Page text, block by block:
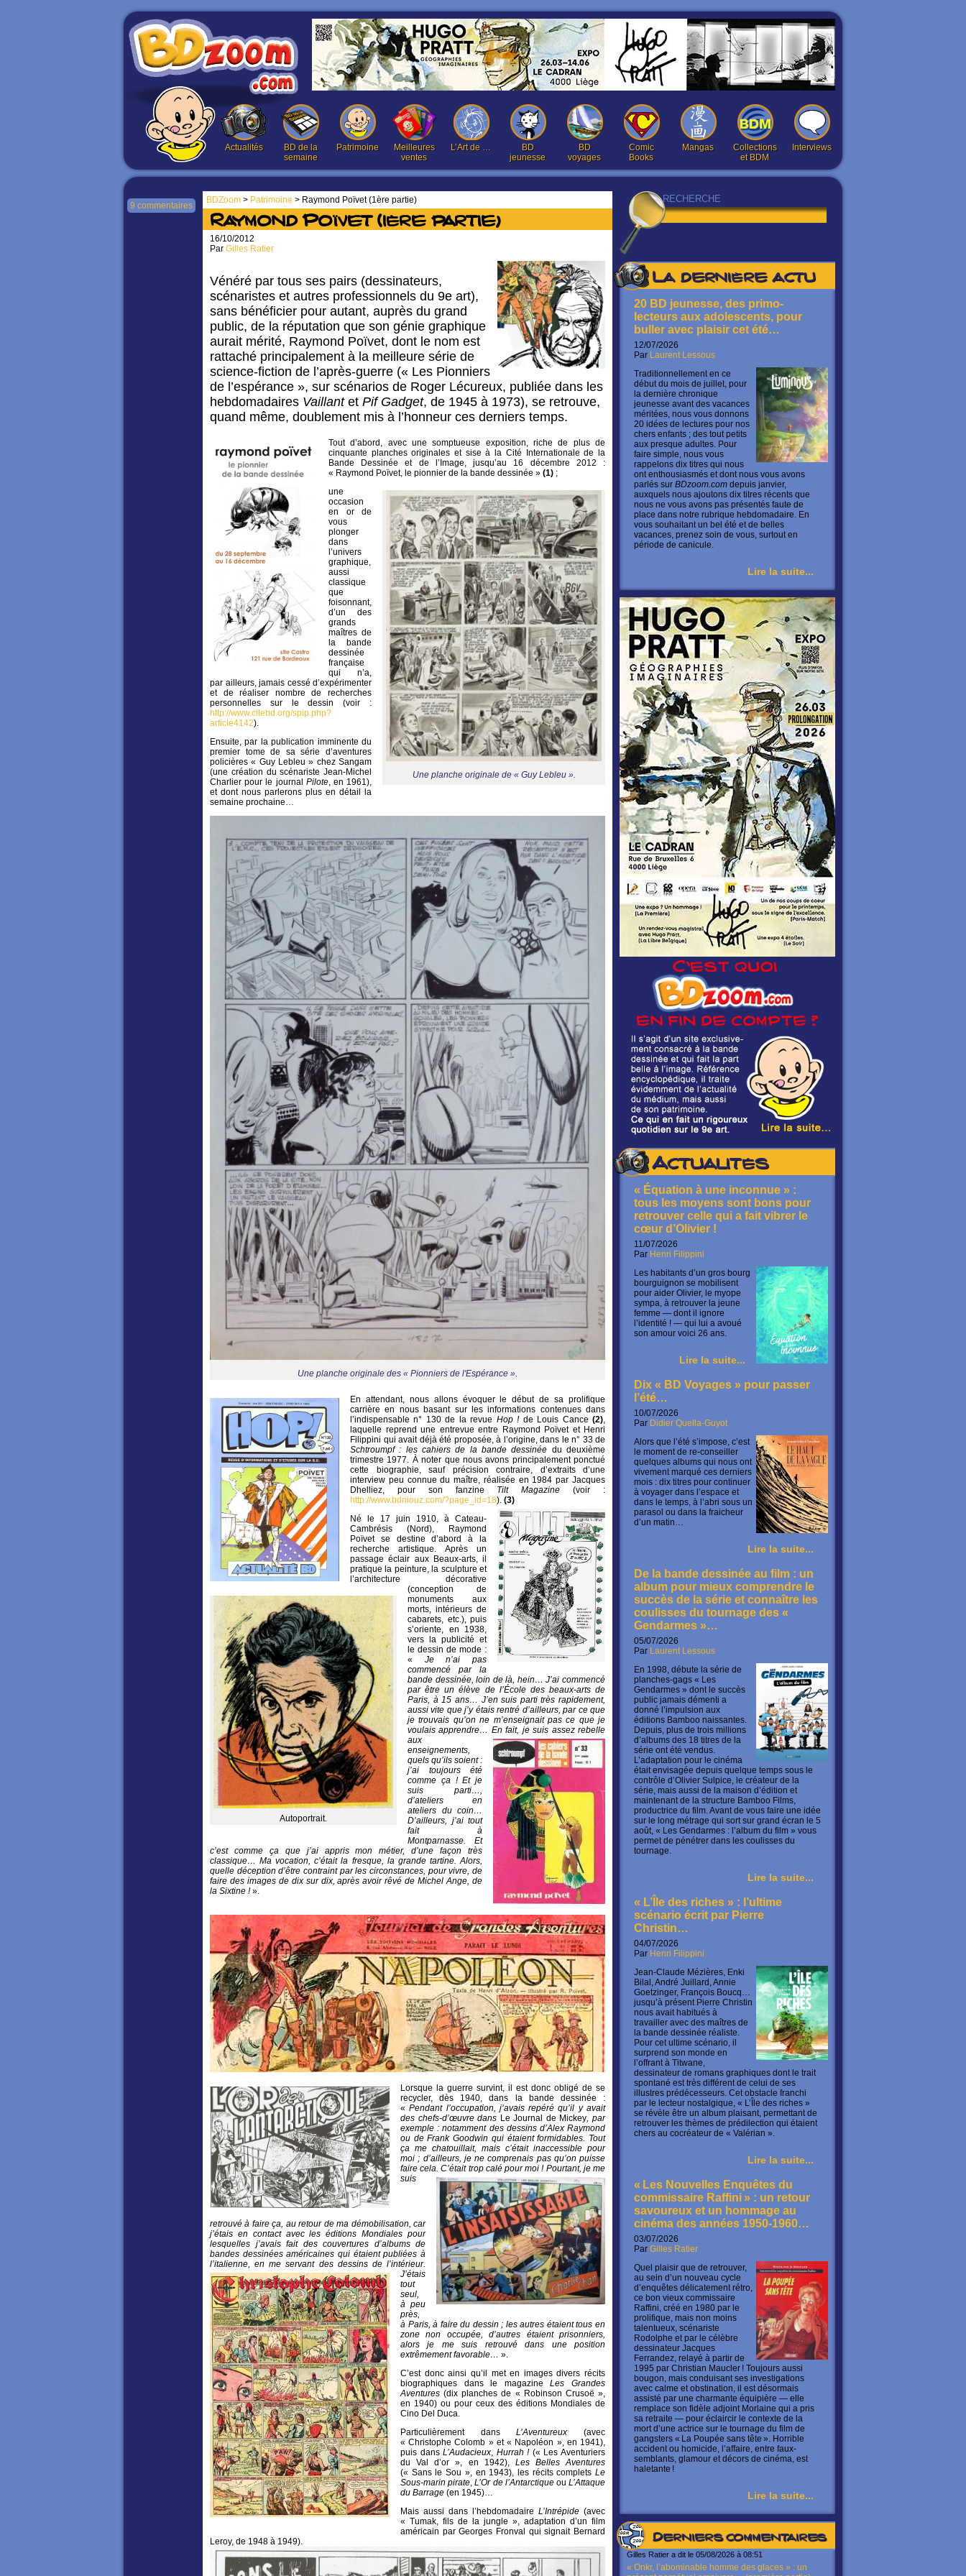
Actualités
BD de la
semaine
Patrimoine
Meilleures
ventes
L’Art de …
BD
jeunesse
BD
voyages
Comic
Books
Mangas
Collections
et BDM
Interviews
La dernière actu
20 BD jeunesse, des primo-
lecteurs aux adolescents, pour
buller avec plaisir cet été…
12/07/2026
Par Laurent Lessous
Traditionnellement en ce
début du mois de juillet, pour
la dernière chronique
jeunesse avant des vacances
méritées, nous vous donnons
20 idées de lectures pour nos
chers enfants ; des tout petits
aux presque adultes. Pour
faire simple, nous vous
rappelons dix titres qui nous
ont enthousiasmés et dont nous vous avons
parlés sur BDzoom.com depuis janvier,
auxquels nous ajoutons dix titres récents que
nous ne vous avons pas présentés faute de
place dans notre rubrique hebdomadaire. En
vous souhaitant un bel été et de belles
vacances, prenez soin de vous, surtout en
période de canicule.
Lire la suite...
Actualités
« Équation à une inconnue » :
tous les moyens sont bons pour
retrouver celle qui a fait vibrer le
cœur d’Olivier !
11/07/2026
Par Henri Filippini
Les habitants d’un gros bourg
bourguignon se mobilisent
pour aider Olivier, le myope
sympa, à retrouver la jeune
femme — dont il ignore
l’identité ! — qui lui a avoué
son amour voici 26 ans.
Lire la suite...
Dix « BD Voyages » pour passer
l’été…
10/07/2026
Par Didier Quella-Guyot
Alors que l’été s’impose, c’est
le moment de re-conseiller
quelques albums qui nous ont
vivement marqué ces derniers
mois : dix titres pour continuer
à voyager dans l’espace et
dans le temps, à l’abri sous un
parasol ou dans la fraicheur
d’un matin…
Lire la suite...
De la bande dessinée au film : un
album pour mieux comprendre le
succès de la série et connaître les
coulisses du tournage des «
Gendarmes »…
05/07/2026
Par Laurent Lessous
En 1998, débute la série de
planches-gags « Les
Gendarmes » dont le succès
public jamais démenti a
donné l’impulsion aux
éditions Bamboo naissantes.
Depuis, plus de trois millions
d’albums des 18 titres de la
série ont été vendus.
L’adaptation pour le cinéma
était envisagée depuis quelque temps sous le
contrôle d’Olivier Sulpice, le créateur de la
série, mais aussi de la maison d’édition et
maintenant de la structure Bamboo Films,
productrice du film. Avant de vous faire une idée
sur le long métrage qui sort sur grand écran le 5
août, « Les Gendarmes : l’album du film » vous
permet de pénétrer dans les coulisses du
tournage.
Lire la suite...
« L’Île des riches » : l’ultime
scénario écrit par Pierre
Christin…
04/07/2026
Par Henri Filippini
Jean-Claude Mézières, Enki
Bilal, André Juillard, Annie
Goetzinger, François Boucq…
jusqu’à présent Pierre Christin
nous avait habitués à
travailler avec des maîtres de
la bande dessinée réaliste.
Pour cet ultime scénario, il
surprend son monde en
l’offrant à Titwane,
dessinateur de romans graphiques dont le trait
spontané est très différent de celui de ses
illustres prédécesseurs. Cet obstacle franchi
par le lecteur nostalgique, « L’Île des riches »
se révèle être un album plaisant, permettant de
retrouver les thèmes de prédilection qui étaient
chers au cocréateur de « Valérian ».
Lire la suite...
« Les Nouvelles Enquêtes du
commissaire Raffini » : un retour
savoureux et un hommage au
cinéma des années 1950-1960…
03/07/2026
Par Gilles Ratier
Quel plaisir que de retrouver,
au sein d’un nouveau cycle
d’enquêtes délicatement rétro,
ce bon vieux commissaire
Raffini, créé en 1980 par le
prolifique, mais non moins
talentueux, scénariste
Rodolphe et par le célèbre
dessinateur Jacques
Ferrandez, relayé à partir de
1995 par Christian Maucler ! Toujours aussi
bougon, mais conduisant ses investigations
avec calme et obstination, il est désormais
assisté par une charmante équipière — elle
remplace son fidèle adjoint Morlaine qui a pris
sa retraite — pour éclaircir le contexte de la
mort d’une actrice sur le tournage du film de
gangsters « La Poupée sans tête ». Horrible
accident ou homicide, l’affaire, entre faux-
semblants, glamour et décors de cinéma, est
haletante !
Lire la suite...
Derniers commentaires
Gilles Ratier a dit le 05/08/2026 à 08:51
« Onkr, l’abominable homme des glaces » : un
BDZoom > Patrimoine > Raymond Poïvet (1ère partie)
9 commentaires
Raymond Poïvet (1ère partie)
16/10/2012
Par Gilles Ratier
Vénéré par tous ses pairs (dessinateurs,
scénaristes et autres professionnels du 9e art),
sans bénéficier pour autant, auprès du grand
public, de la réputation que son génie graphique
aurait mérité, Raymond Poïvet, dont le nom est
rattaché principalement à la meilleure série de
science-fiction de l’après-guerre (« Les Pionniers
de l’espérance », sur scénarios de Roger Lécureux, publiée dans les
hebdomadaires Vaillantet Pif Gadget, de 1945 à 1973), se retrouve,
quand même, doublement mis à l’honneur ces derniers temps.
Tout d’abord, avec une somptueuse exposition, riche de plus de
cinquante planches originales et sise à la Cité Internationale de la
Bande Dessinée et de l’Image, jusqu’au 16 décembre 2012 :
« Raymond Poïvet, le pionnier de la bande dessinée » (1) ;
Une planche originale de « Guy Lebleu ».
une
occasion
en or de
vous
plonger
dans
l’univers
graphique,
aussi
classique
que
foisonnant,
d’un des
grands
maîtres de
la bande
dessinée
française
qui n’a,
par ailleurs, jamais cessé d’expérimenter
et de réaliser nombre de recherches
personnelles sur le dessin (voir :
http://www.citebd.org/spip.php?
article4142).
Ensuite, par la publication imminente du
premier tome de sa série d’aventures
policières « Guy Lebleu » chez Sangam
(une création du scénariste Jean-Michel
Charlier pour le journal Pilote, en 1961),
et dont nous parlerons plus en détail la
semaine prochaine…
Une planche originale des « Pionniers de l'Espérance ».
En attendant, nous allons évoquer le début de sa prolifique
carrière en nous basant sur les informations contenues dans
l’indispensable n° 130 de la revue Hop !de Louis Cance(2),
laquelle reprend une entrevue entre Raymond Poïvet et Henri
Filippini qui avait déjà été proposée, à l’origine, dans le n° 33 de
Schtroumpf : les cahiers de la bande dessinée du deuxième
trimestre 1977. À noter que nous avons principalement ponctué
cette biographie, sauf précision contraire, d’extraits d’une
interview peu connue du maître, réalisée en 1984 par Jacques
Dhelliez, pour son fanzine Tilt Magazine (voir :
http://www.bdniouz.com/?page_id=18). (3)
Autoportrait.
Né le 17 juin 1910, à Cateau-
Cambrésis (Nord), Raymond
Poïvet se destine d’abord à la
recherche artistique. Après un
passage éclair aux Beaux-arts, il
pratique la peinture, la sculpture et
l’architecture décorative
(conception de
monuments aux
morts, intérieurs de
cabarets, etc.), puis
s’oriente, en 1938,
vers la publicité et
le dessin de mode :
« Je n’ai pas
commencé par la
bande dessinée, loin de là, hein… J’ai commencé
par être un élève de l’École des beaux-arts de
Paris, à 15 ans… J’en suis parti très rapidement,
aussi vite que j’y étais rentré d’ailleurs, par ce que
je trouvais qu’on ne m’enseignait pas ce que je
voulais apprendre… En fait, je suis assez rebelle
aux
enseignements,
quels qu’ils soient :
j’ai toujours été
comme ça ! Et je
suis parti…,
d’ateliers en
ateliers du coin…
D’ailleurs, j’ai tout
fait à
Montparnasse. Et
c’est comme ça que j’ai appris mon métier, d’une façon très
classique… Ma vocation, c’était la fresque, la grande tartine. Alors,
quelle déception d’être contraint par les circonstances, pour vivre, de
faire des images de dix sur dix, après avoir rêvé de Michel Ange, de
la Sixtine !».
Lorsque la guerre survint, il est donc obligé de se
recycler, dès 1940, dans la bande dessinée :
«Pendant l’occupation, j’avais repéré qu’il y avait
des chefs-d’œuvre dans Le Journal de Mickey, par
exemple : notamment des dessins d’Alex Raymond
ou de Frank Goodwin qui étaient formidables. Tout
ça me chatouillait, mais c’était inaccessible pour
moi ; d’ailleurs, je ne comprenais pas qu’on puisse
faire cela. C’était trop calé pour moi !Pourtant, je me
suis
retrouvé à faire ça, au retour de ma démobilisation, car
j’étais en contact avec les éditions Mondiales pour
lesquelles j’avais fait des couvertures d’albums de
bandes dessinées américaines qui étaient publiées à
l’italienne, en me servant des dessins de l’intérieur.
J’étais
tout
seul,
à peu
près,
à Paris, à faire du dessin ; les autres étaient tous en
zone non occupée, d’autres étaient prisonniers,
alors je me suis retrouvé dans une position
extrêmement favorable… ».
C’est donc ainsi qu’il met en images divers récits
biographiques dans le magazineLes Grandes
Aventures (dix planches de « Robinson Crusoë »,
en 1940) ou pour ceux des éditions Mondiales de
Cino Del Duca.
Particulièrement dansL’Aventureux (avec
« Christophe Colomb » et « Napoléon », en 1941),
puis dansL’Audacieux Hurrah !(« Les Aventuriers
du Val d’or », en 1942), Les Belles Aventures
(« Sans le Sou », en 1943), les récits complets Le
Sous-marin pirate ,L’Or de l’AntarctiqueouL’Attaque
du Barrage (en 1945)…
Mais aussi dans l’hebdomadaire L’Intrépide (avec
« Tumak, fils de la jungle », adaptation d’un film
américain par Georges Fronval qui signait Bernard
Leroy, de 1948 à 1949).